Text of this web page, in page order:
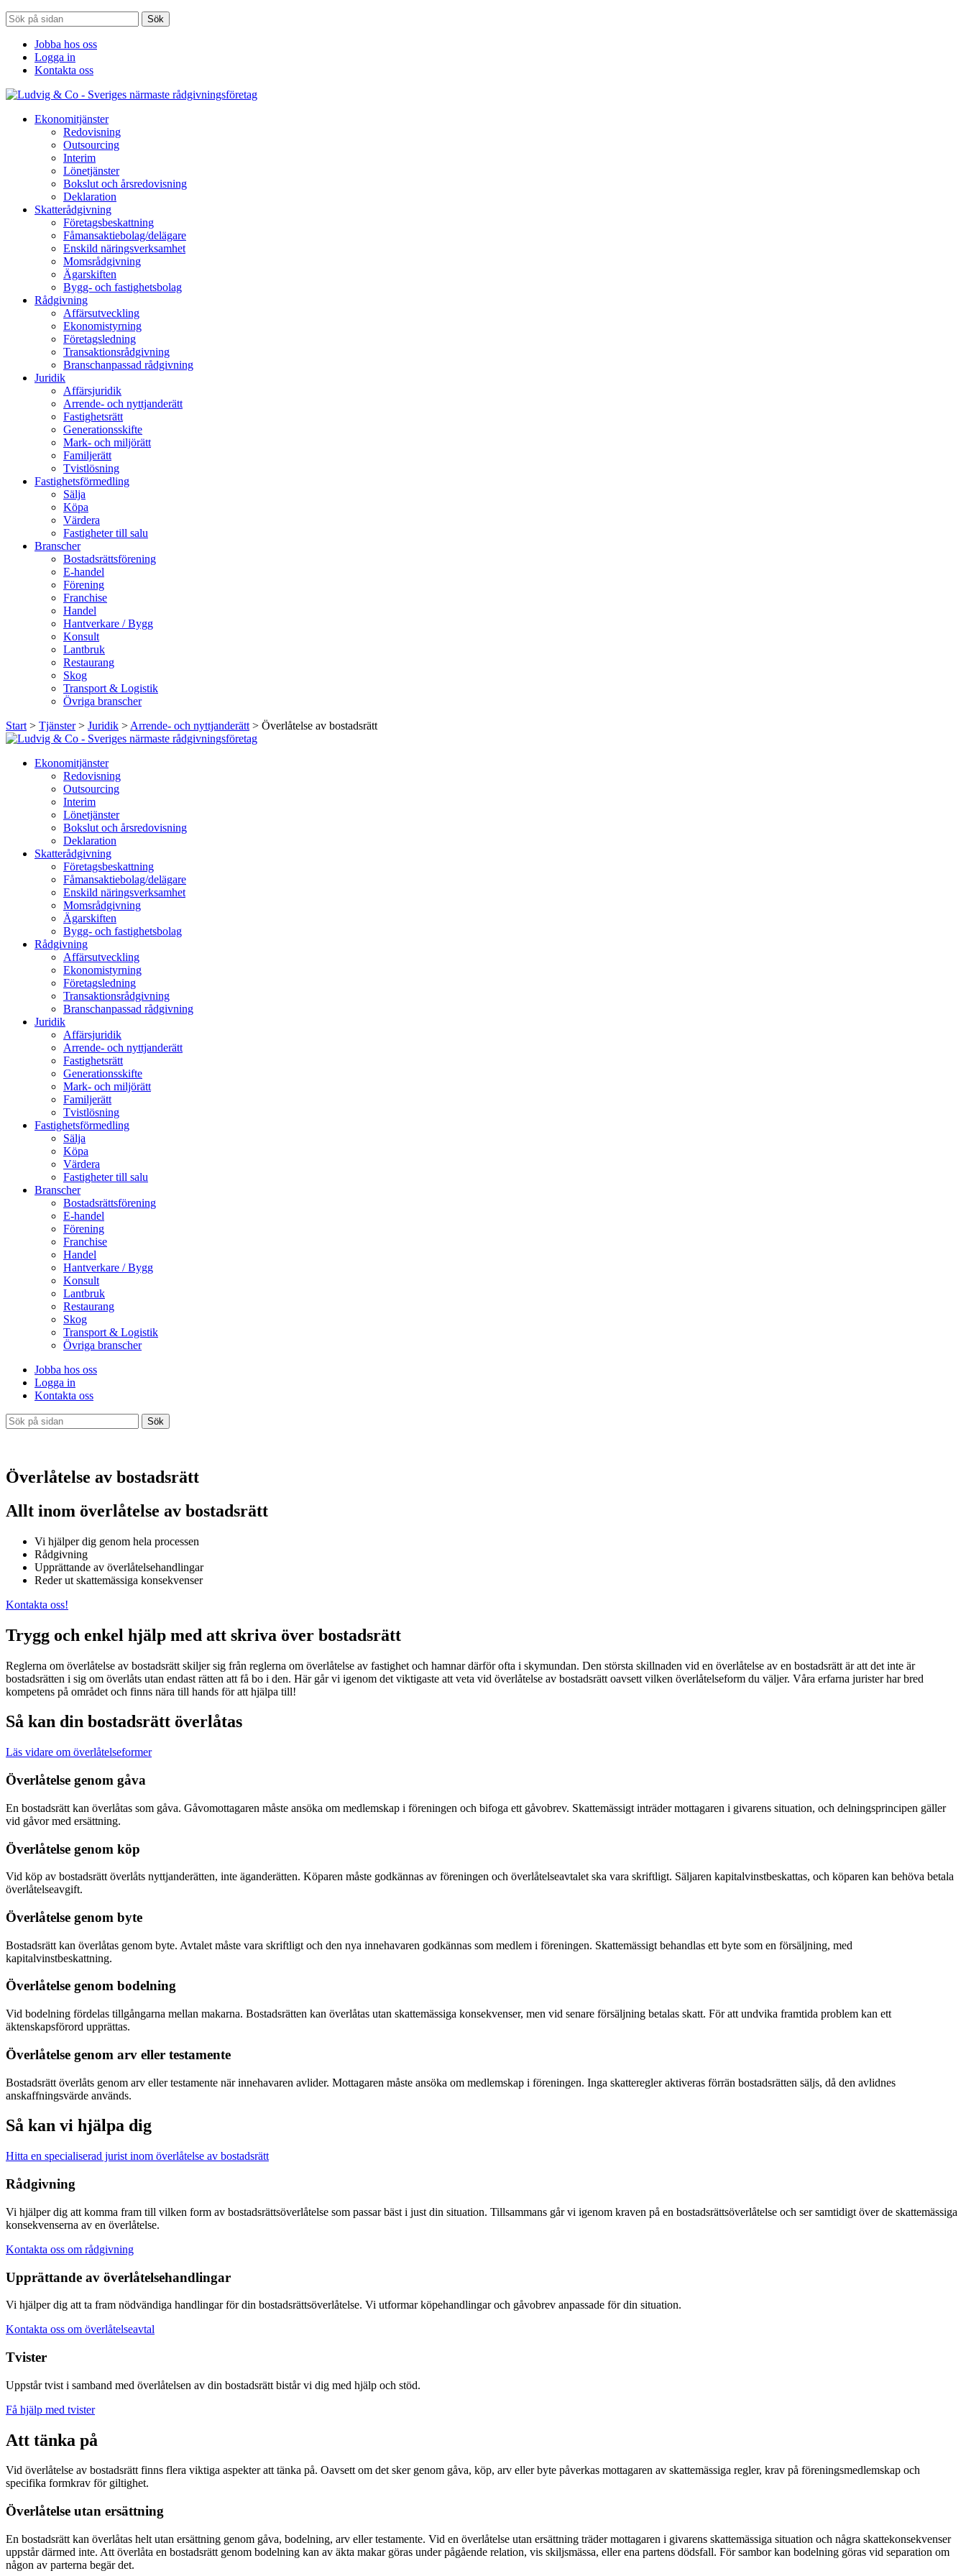
Sök
Jobba hos oss
Logga in
Kontakta oss
Ekonomitjänster
Redovisning
Outsourcing
Interim
Lönetjänster
Bokslut och årsredovisning
Deklaration
Skatterådgivning
Företagsbeskattning
Fåmansaktiebolag/delägare
Enskild näringsverksamhet
Momsrådgivning
Ägarskiften
Bygg- och fastighetsbolag
Rådgivning
Affärsutveckling
Ekonomistyrning
Företagsledning
Transaktionsrådgivning
Branschanpassad rådgivning
Juridik
Affärsjuridik
Arrende- och nyttjanderätt
Fastighetsrätt
Generationsskifte
Mark- och miljörätt
Familjerätt
Tvistlösning
Fastighetsförmedling
Sälja
Köpa
Värdera
Fastigheter till salu
Branscher
Bostadsrättsförening
E-handel
Förening
Franchise
Handel
Hantverkare / Bygg
Konsult
Lantbruk
Restaurang
Skog
Transport & Logistik
Övriga branscher
Start > Tjänster> Juridik > Arrende- och nyttjanderätt > Överlåtelse av bostadsrätt
Ekonomitjänster
Redovisning
Outsourcing
Interim
Lönetjänster
Bokslut och årsredovisning
Deklaration
Skatterådgivning
Företagsbeskattning
Fåmansaktiebolag/delägare
Enskild näringsverksamhet
Momsrådgivning
Ägarskiften
Bygg- och fastighetsbolag
Rådgivning
Affärsutveckling
Ekonomistyrning
Företagsledning
Transaktionsrådgivning
Branschanpassad rådgivning
Juridik
Affärsjuridik
Arrende- och nyttjanderätt
Fastighetsrätt
Generationsskifte
Mark- och miljörätt
Familjerätt
Tvistlösning
Fastighetsförmedling
Sälja
Köpa
Värdera
Fastigheter till salu
Branscher
Bostadsrättsförening
E-handel
Förening
Franchise
Handel
Hantverkare / Bygg
Konsult
Lantbruk
Restaurang
Skog
Transport & Logistik
Övriga branscher
Jobba hos oss
Logga in
Kontakta oss
Sök
Överlåtelse av bostadsrätt
Allt inom överlåtelse av bostadsrätt
Vi hjälper dig genom hela processen
Rådgivning
Upprättande av överlåtelsehandlingar
Reder ut skattemässiga konsekvenser
Kontakta oss!
Trygg och enkel hjälp med att skriva över bostadsrätt
Reglerna om överlåtelse av bostadsrätt skiljer sig från reglerna om överlåtelse av fastighet och hamnar därför ofta i skymundan. Den största skillnaden vid en överlåtelse av en bostadsrätt är att det inte är
bostadsrätten i sig om överlåts utan endast rätten att få bo i den. Här går vi igenom det viktigaste att veta vid överlåtelse av bostadsrätt oavsett vilken överlåtelseform du väljer. Våra erfarna jurister har bred
kompetens på området och finns nära till hands för att hjälpa till!
Så kan din bostadsrätt överlåtas
Läs vidare om överlåtelseformer
Överlåtelse genom gåva
En bostadsrätt kan överlåtas som gåva. Gåvomottagaren måste ansöka om medlemskap i föreningen och bifoga ett gåvobrev. Skattemässigt inträder mottagaren i givarens situation, och delningsprincipen gäller
vid gåvor med ersättning.
Överlåtelse genom köp
Vid köp av bostadsrätt överlåts nyttjanderätten, inte äganderätten. Köparen måste godkännas av föreningen och överlåtelseavtalet ska vara skriftligt. Säljaren kapitalvinstbeskattas, och köparen kan behöva betala
överlåtelseavgift.
Överlåtelse genom byte
Bostadsrätt kan överlåtas genom byte. Avtalet måste vara skriftligt och den nya innehavaren godkännas som medlem i föreningen. Skattemässigt behandlas ett byte som en försäljning, med
kapitalvinstbeskattning.
Överlåtelse genom bodelning
Vid bodelning fördelas tillgångarna mellan makarna. Bostadsrätten kan överlåtas utan skattemässiga konsekvenser, men vid senare försäljning betalas skatt. För att undvika framtida problem kan ett
äktenskapsförord upprättas.
Överlåtelse genom arv eller testamente
Bostadsrätt överlåts genom arv eller testamente när innehavaren avlider. Mottagaren måste ansöka om medlemskap i föreningen. Inga skatteregler aktiveras förrän bostadsrätten säljs, då den avlidnes
anskaffningsvärde används.
Så kan vi hjälpa dig
Hitta en specialiserad jurist inom överlåtelse av bostadsrätt
Rådgivning
Vi hjälper dig att komma fram till vilken form av bostadsrätts­överlåtelse som passar bäst i just din situation. Tillsammans går vi igenom kraven på en bostadsrättsöverlåtelse och ser samtidigt över de skattemässiga
konsekvenserna av en överlåtelse.
Kontakta oss om rådgivning
Upprättande av överlåtelsehandlingar
Vi hjälper dig att ta fram nödvändiga handlingar för din bostadsrättsöverlåtelse. Vi utformar köpehandlingar och gåvobrev anpassade för din situation.
Kontakta oss om överlåtelseavtal
Tvister
Uppstår tvist i samband med överlåtelsen av din bostadsrätt bistår vi dig med hjälp och stöd.
Få hjälp med tvister
Att tänka på
Vid överlåtelse av bostadsrätt finns flera viktiga aspekter att tänka på. Oavsett om det sker genom gåva, köp, arv eller byte påverkas mottagaren av skattemässiga regler, krav på förenings­medlemskap och
specifika formkrav för giltighet.
Överlåtelse utan ersättning
En bostadsrätt kan överlåtas helt utan ersättning genom gåva, bodelning, arv eller testamente. Vid en överlåtelse utan ersättning träder mottagaren i givarens skattemässiga situation och några skattekonsekvenser
uppstår därmed inte. Att överlåta en bostadsrätt genom bodelning kan av äkta makar göras under pågående relation, vis skiljsmässa, eller ena partens dödsfall. För sambor kan bodelning göras vid separation om
någon av parterna begär det.